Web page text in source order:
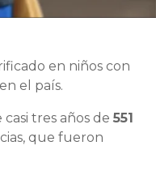
en niños con
el país.
tres años de 551
que fueron